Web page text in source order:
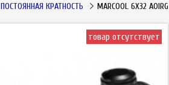
ПОСТОЯННАЯ КРАТНОСТЬ MARCOOL 6X32
товар отсутствует